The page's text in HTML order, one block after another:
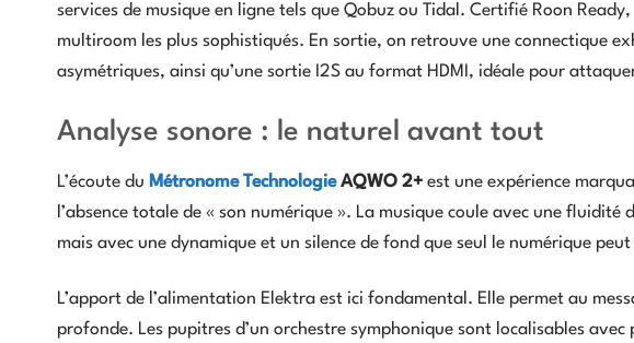
services de musique en ligne tels que Qobuz ou Tidal. Certifié Roon
multiroom les plus sophistiqués. En sortie, on retrouve une connectique
asymétriques, ainsi qu’une sortie I2S au format HDMI, idéale pour
Analyse sonore : le naturel avant tout
L’écoute du Métronome TechnologieAQWO 2+ est une expérience
l’absence totale de « son numérique ». La musique coule avec une
mais avec une dynamique et un silence de fond que seul le numérique
L’apport de l’alimentation Elektra est ici fondamental. Elle permet au
profonde. Les pupitres d’un orchestre symphonique sont localisables